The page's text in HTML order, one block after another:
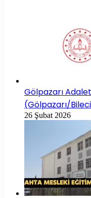
Gölpazarı
(Gölpazarı/
26 Şubat 2026